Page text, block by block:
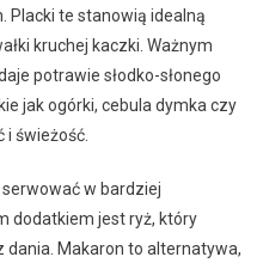
Placki te stanowią idealną
kruchej kaczki. Ważnym
potrawie słodko-słonego
jak ogórki, cebula dymka czy
i świeżość.
w bardziej
dodatkiem jest ryż, który
dania. Makaron to alternatywa,